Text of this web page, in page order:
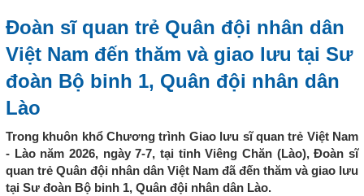
Đoàn sĩ quan trẻ Quân đội nhân dân
Việt Nam đến thăm và giao lưu tại Sư
đoàn Bộ binh 1, Quân đội nhân dân
Lào
Trong khuôn khổ Chương trình Giao lưu sĩ quan trẻ Việt Nam
- Lào năm 2026, ngày 7-7, tại tỉnh Viêng Chăn (Lào), Đoàn sĩ
quan trẻ Quân đội nhân dân Việt Nam đã đến thăm và giao lưu
tại Sư đoàn Bộ binh 1, Quân đội nhân dân Lào.